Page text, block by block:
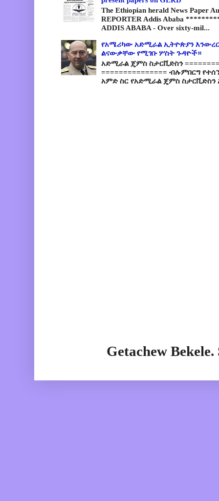
The Ethiopian herald News Paper
REPORTER Addis Ababa
ADDIS ABABA - Over sixty-mil...
የአሜሪካው አድሚራል ኢትዮጵያን
ልናውቃቸው የሚገቡ ሦስት ጉዳዮች።
አድሚራል ጄምስ ስታርቪድስን
=============== ብሉምበርግ
አምድ ስር የአድሚራል ጄምስ ስታርቪድስን
Getachew